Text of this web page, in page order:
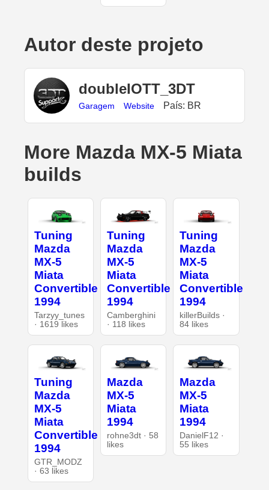
Autor deste projeto
doubleIOTT_3DT
Garagem Website País: BR
More Mazda MX-5 Miata
builds
Tuning
Mazda
MX-5
Miata
Convertible
1994
Tarzyy_tunes
· 1619 likes
Tuning
Mazda
MX-5
Miata
Convertible
1994
Camberghini
· 118 likes
Tuning
Mazda
MX-5
Miata
Convertible
1994
killerBuilds ·
84 likes
Tuning
Mazda
MX-5
Miata
Convertible
1994
GTR_MODZ
· 63 likes
Mazda
MX-5
Miata
1994
rohne3dt · 58
likes
Mazda
MX-5
Miata
1994
DanielF12 ·
55 likes